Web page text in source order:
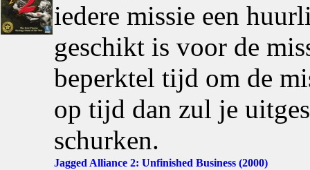
iedere missie een
geschikt is voor de
beperktel tijd om de
op tijd dan zul je
schurken.
Jagged Alliance 2: Unfinished Business (2000)